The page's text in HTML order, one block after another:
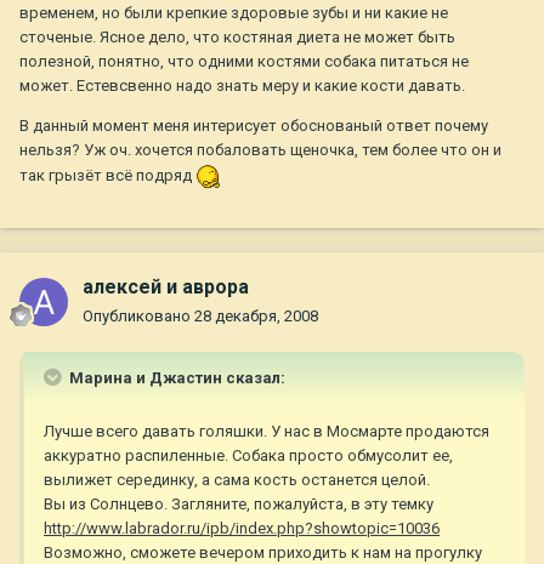
временем, но были крепкие здоровые зубы и ни какие не
сточеные. Ясное дело, что костяная диета не может быть
полезной, понятно, что одними костями собака питаться не
может. Естевсвенно надо знать меру и какие кости давать.
В данный момент меня интерисует обоснованый ответ почему
нельзя? Уж оч. хочется побаловать щеночка, тем более что он и
так грызёт всё подряд
алексей и аврора
Опубликовано 28 декабря, 2008
Марина и Джастин сказал:
Лучше всего давать голяшки. У нас в Мосмарте продаются
аккуратно распиленные. Собака просто обмусолит ее,
вылижет серединку, а сама кость останется целой.
Вы из Солнцево. Загляните, пожалуйста, в эту темку
http://www.labrador.ru/ipb/index.php?showtopic=10036
Возможно, сможете вечером приходить к нам на прогулку